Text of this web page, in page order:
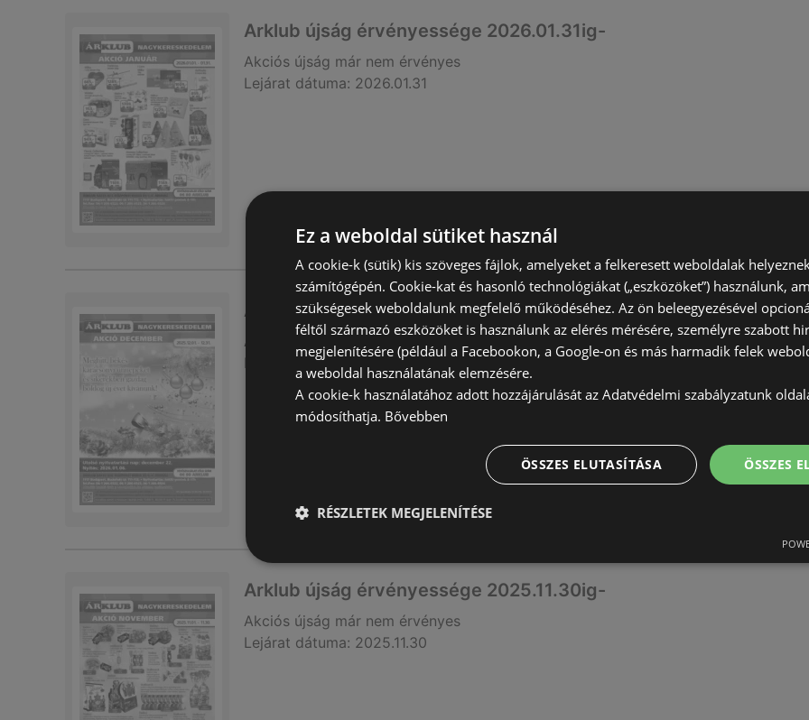
Arklub újság érvényessége 2026.01.31ig-
Akciós újság már nem érvényes
Lejárat dátuma: 2026.01.31
Arklub újság érvényessége 2025.12.31ig-
Akciós újság
már nem érvényes
Lejárat dátuma: 2025.12.31
Arklub újság érvényessége 2025.11.30ig-
Akciós újság már nem érvényes
Lejárat dátuma: 2025.11.30
Ez a weboldal sütiket használ
A cookie-k (sütik) kis szöveges fájlok, amelyeket a felkeresett weboldalak
számítógépén. Cookie-kat és hasonló technológiákat („eszközöket”) használunk,
szükségesek weboldalunk megfelelő működéséhez. Az ön beleegyezésével
féltől származó eszközöket is használunk az elérés mérésére, személyre szabott
megjelenítésére (például a Facebookon, a Google-on és más harmadik felek
a weboldal használatának elemzésére.
A cookie-k használatához adott hozzájárulását az Adatvédelmi szabályzatunk
módosíthatja. Bővebben
ÖSSZES
ÖSSZES ELUTASÍTÁSA
RÉSZLETEK MEGJELENÍTÉSE